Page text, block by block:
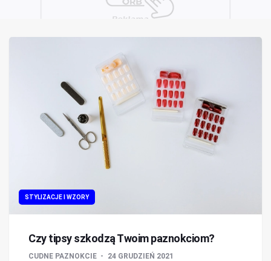
STYLIZACJE I WZORY
Czy tipsy szkodzą Twoim paznokciom?
CUDNE PAZNOKCIE 24 GRUDZIEŃ 2021